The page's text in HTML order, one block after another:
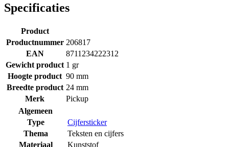
Specificaties
Product
Productnummer 206817
EAN
8711234222312
Gewicht product 1 gr
Hoogte product 90 mm
Breedte product 24 mm
Merk
Pickup
Algemeen
Type
Cijfersticker
Thema
Teksten en cijfers
Materiaal
Kunststof